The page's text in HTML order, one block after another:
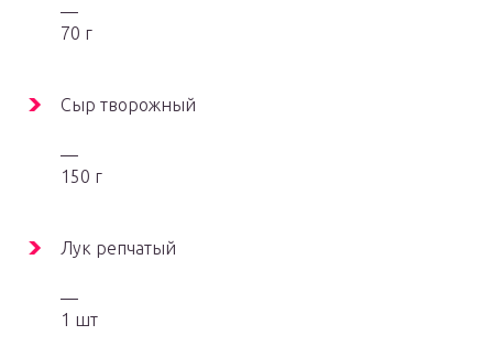
—
70 г
Сыр творожный
—
150 г
Лук репчатый
—
1 шт